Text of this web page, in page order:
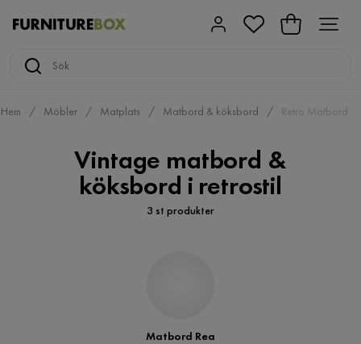
Hem Möbler Matplats Matbord & köksbord Retro Matbord
Vintage matbord &
köksbord i retrostil
3 st produkter
Matbord Rea